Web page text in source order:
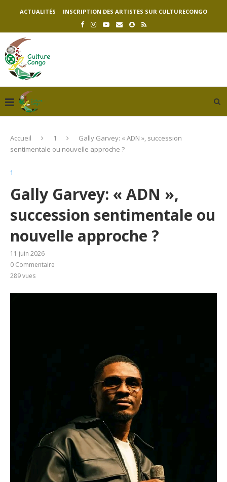
ACTUALITÉS INSCRIPTION DES ARTISTES SUR CULTURECONGO
Accueil 1
Gally Garvey: « ADN », succession
sentimentale ou nouvelle approche ?
1
Gally Garvey: « ADN »,
succession sentimentale ou
nouvelle approche ?
11 juin 2026
0 Commentaire
289vues